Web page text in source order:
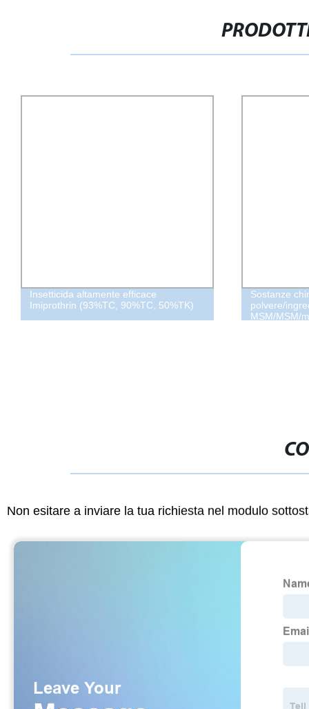
Insetticida altamente efficace
Imiprothrin (93%TC, 90%TC, 50%TK)
Sostanze
polvere/
MSM/MSM/
Non esitare a inviare la tua richiesta nel modulo